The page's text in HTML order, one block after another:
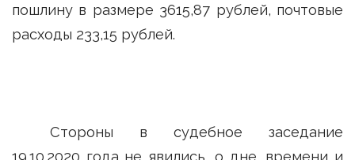
пошлину в размере 3615,87 рублей, почтовые
расходы 233,15 рублей.
Стороны в судебное заседание
19.10.2020 года не явились, о дне, времени и